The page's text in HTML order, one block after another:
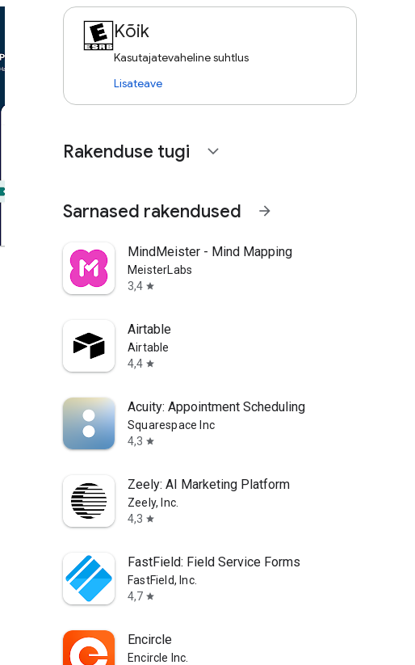
Kõik
Kasutajatevaheline suhtlus
Lisateave
Rakenduse tugi expand_more
Sarnased rakendused arrow_forward
MindMeister - Mind Mapping
MeisterLabs
3,4 star
Airtable
Airtable
4,4 star
Acuity: Appointment Scheduling
Squarespace Inc
4,3 star
Zeely: AI Marketing Platform
Zeely, Inc.
4,3 star
FastField: Field Service Forms
FastField, Inc.
4,7 star
Encircle
Encircle Inc.